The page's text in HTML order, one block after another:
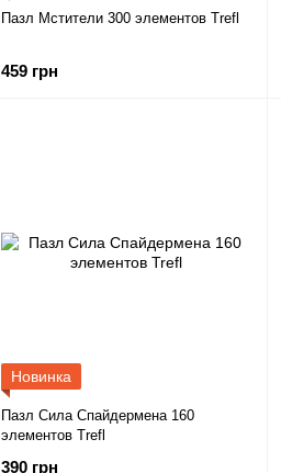
Пазл Мстители 300 элементов Trefl
459 грн
Новинка
Пазл Сила Спайдермена 160
элементов Trefl
390 грн